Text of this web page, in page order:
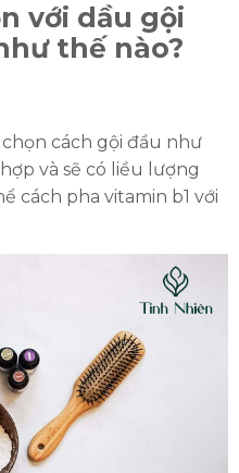
với dầu gội
thế nào?
cách gội đầu như
và sẽ có liều lượng
cách pha vitamin b1 với